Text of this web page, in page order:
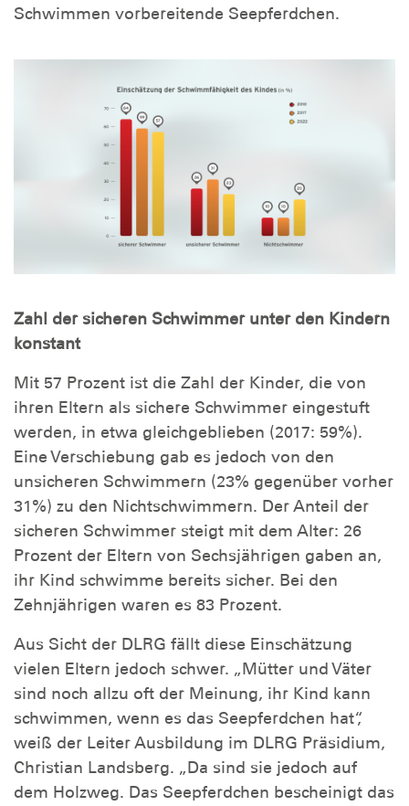
Schwimmen vorbereitende Seepferdchen.
Zahl der sicheren Schwimmer unter den Kindern
konstant
Mit 57 Prozent ist die Zahl der Kinder, die von
ihren Eltern als sichere Schwimmer eingestuft
werden, in etwa gleichgeblieben (2017: 59%).
Eine Verschiebung gab es jedoch von den
unsicheren Schwimmern (23% gegenüber vorher
31%) zu den Nichtschwimmern. Der Anteil der
sicheren Schwimmer steigt mit dem Alter: 26
Prozent der Eltern von Sechsjährigen gaben an,
ihr Kind schwimme bereits sicher. Bei den
Zehnjährigen waren es 83 Prozent.
Aus Sicht der DLRG fällt diese Einschätzung
vielen Eltern jedoch schwer. „Mütter und Väter
sind noch allzu oft der Meinung, ihr Kind kann
schwimmen, wenn es das Seepferdchen hat“,
weiß der Leiter Ausbildung im DLRG Präsidium,
Christian Landsberg. „Da sind sie jedoch auf
dem Holzweg. Das Seepferdchen bescheinigt das